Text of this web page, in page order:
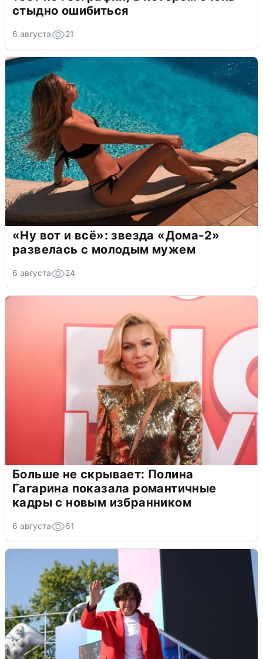
стыдно ошибиться
6 августа 21
«Ну вот и всё»: звезда «Дома-2»
развелась с молодым мужем
6 августа 24
Больше не скрывает: Полина
Гагарина показала романтичные
кадры с новым избранником
6 августа 61